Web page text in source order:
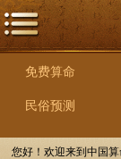
免费算命
民俗预测
您好！欢迎来到中国